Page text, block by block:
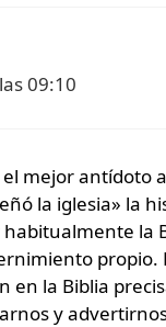
09:10
mejor antídoto
la iglesia» la
habitualmente la
propio.
en la Biblia
y